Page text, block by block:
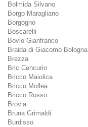
Bolmida Silvano
Borgo Maragliano
Borgogno
Boscarelli
Bovio Gianfranco
Braida di Giacomo Bologna
Brezza
Bric Cencurio
Bricco Maiolica
Bricco Mollea
Bricco Rosso
Brovia
Bruna Grimaldi
Burdisso